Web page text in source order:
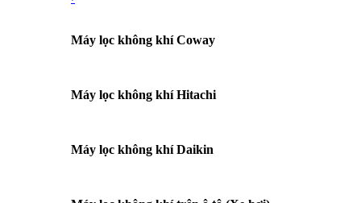
Máy lọc không khí Coway
Máy lọc không khí Hitachi
Máy lọc không khí Daikin